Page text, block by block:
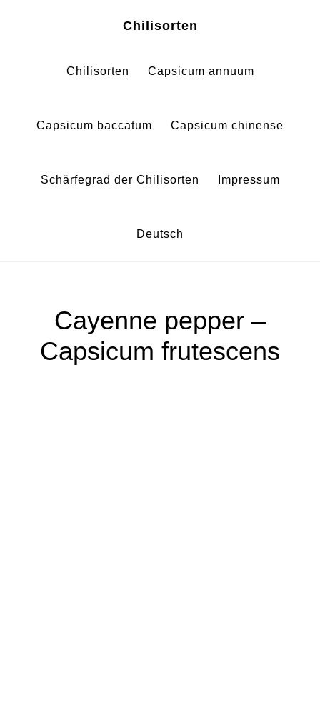
Chilisorten
Chilisorten Capsicum annuum
Capsicum baccatum Capsicum chinense
Schärfegrad der Chilisorten Impressum
Deutsch
Cayenne pepper –
Capsicum frutescens